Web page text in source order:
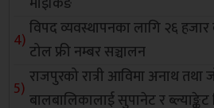
विपद व्यवस्थापनका लागि २६ हजार
टोल फ्री नम्बर सञ्चालन
राजपुरको रात्री आविमा अनाथ तथा
बालबालिकालाई सुपानेट र